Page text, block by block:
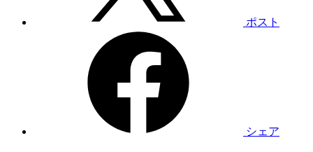
ポスト
シェア